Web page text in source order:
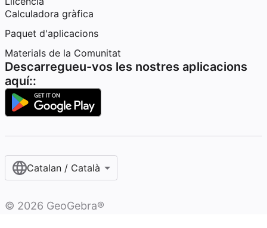
Calculadora gràfica
Paquet d'aplicacions
Materials de la Comunitat
Descarregueu-vos les nostres aplicacions
aquí::
Catalan / Català
© 2026 GeoGebra®